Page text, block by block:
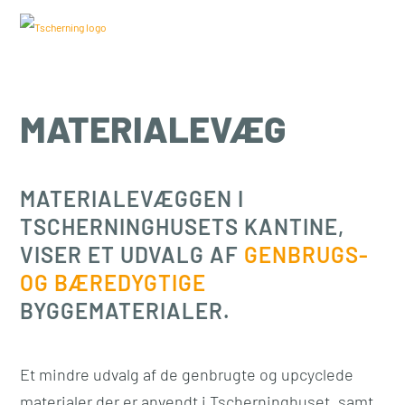
MATERIALEVÆG
MATERIALEVÆGGEN I
TSCHERNINGHUSETS KANTINE,
VISER ET UDVALG AF GENBRUGS-
OG BÆREDYGTIGE
BYGGEMATERIALER.
Et mindre udvalg af de genbrugte og upcyclede